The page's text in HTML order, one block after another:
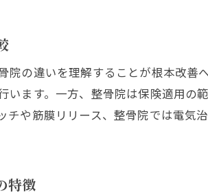
永福町で肩こりに悩まない暮
肩こりに強い永福町整骨院
永福町マッサージで肩こり
施術選びで変わる肩こり改善のポ
の違いを理解することが根本改
います。一方、整骨院は保険適用
や筋膜リリース、整骨院では電気
特徴